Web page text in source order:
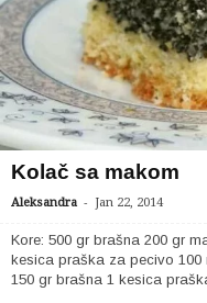
Kolač sa makom
Aleksandra - Jan 22, 2014
Kore: 500 gr brašna 200 gr
kesica praška za pecivo 100
150 gr brašna 1 kesica